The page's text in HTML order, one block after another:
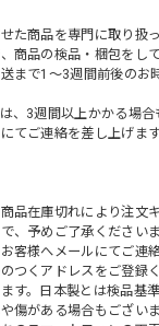
た商品を専門に取り扱っ
商品の検品・梱包をして
まで1～3週間前後のお
、3週間以上かかる場合
てご連絡を差し上げま
品在庫切れにより注文
、予めご了承くださいま
客様へメールにてご連
つくアドレスをご登録く
す。日本製とは検品基
傷がある場合もございま